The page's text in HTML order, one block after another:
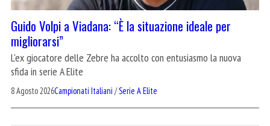
Guido Volpi a Viadana: “È la situazione ideale per
migliorarsi”
L'ex giocatore delle Zebre ha accolto con entusiasmo la nuova
sfida in serie A Elite
8 Agosto 2026Campionati Italiani /Serie A Elite